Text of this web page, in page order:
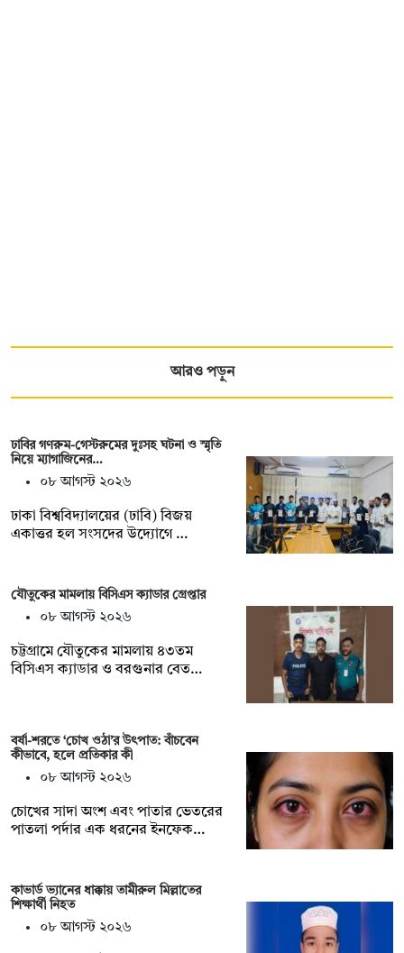
আরও পড়ুন
ঢাবির গণরুম-গেস্টরুমের দুঃসহ ঘটনা ও স্মৃতি
নিয়ে ম্যাগাজিনের…
০৮ আগস্ট ২০২৬
ঢাকা বিশ্ববিদ্যালয়ের (ঢাবি) বিজয়
একাত্তর হল সংসদের উদ্যোগে …
যৌতুকের মামলায় বিসিএস ক্যাডার গ্রেপ্তার
০৮ আগস্ট ২০২৬
চট্টগ্রামে যৌতুকের মামলায় ৪৩তম
বিসিএস ক্যাডার ও বরগুনার বেত…
বর্ষা-শরতে ‘চোখ ওঠা’র উৎপাত: বাঁচবেন
কীভাবে, হলে প্রতিকার কী
০৮ আগস্ট ২০২৬
চোখের সাদা অংশ এবং পাতার ভেতরের
পাতলা পর্দার এক ধরনের ইনফেক…
কাভার্ড ভ্যানের ধাক্কায় তামীরুল মিল্লাতের
শিক্ষার্থী নিহত
০৮ আগস্ট ২০২৬